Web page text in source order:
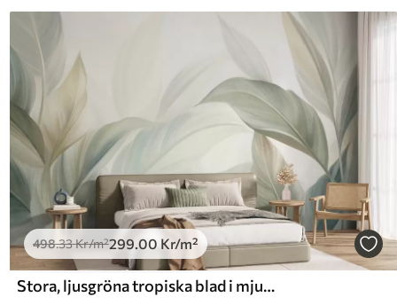
498.33Kr/m²299 .00 Kr/m²
Stora, ljusgröna tropiska blad i mjuka pastellfärger, texturerad konst